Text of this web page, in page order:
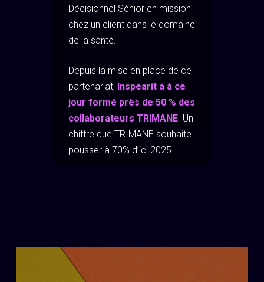
Décisionnel Sénior en mission
chez un client dans le domaine
de la santé.
Depuis la mise en place de ce
partenariat, Inspearit a à ce
jour formé près de 50 % des
collaborateurs TRIMANE. Un
chiffre que TRIMANE souhaite
pousser à 70% d’ici 2025.